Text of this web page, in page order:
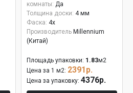
комнаты: Да
Толщина доски: 4 мм
Фаска: 4x
Производитель Millennium
(Китай)
Площадь упаковки: 1.83м2
Цена за 1 м2: 2391р.
Цена за упаковку: 4376р.